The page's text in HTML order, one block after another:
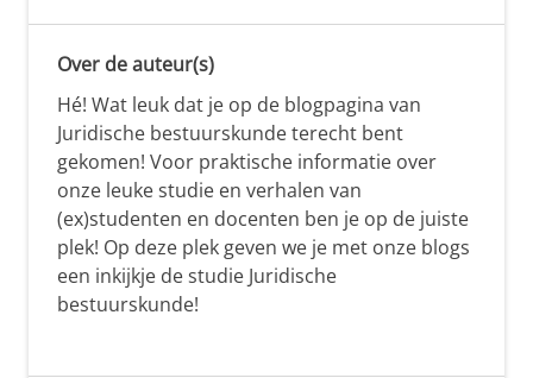
Over de auteur(s)
Hé! Wat leuk dat je op de blogpagina van
Juridische bestuurskunde terecht bent
gekomen! Voor praktische informatie over
onze leuke studie en verhalen van
(ex)studenten en docenten ben je op de juiste
plek! Op deze plek geven we je met onze blogs
een inkijkje de studie Juridische
bestuurskunde!